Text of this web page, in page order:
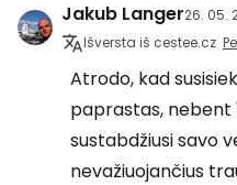
Jakub Langer26. 05.
Išversta iš cestee.cz
Atrodo, kad
paprastas, nebent
sustabdžiusi savo
nevažiuojančius